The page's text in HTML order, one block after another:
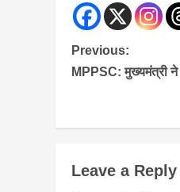
Continue
Reading
Previous:
MPPSC: मुख्यमंत्री ने
Leave a Reply